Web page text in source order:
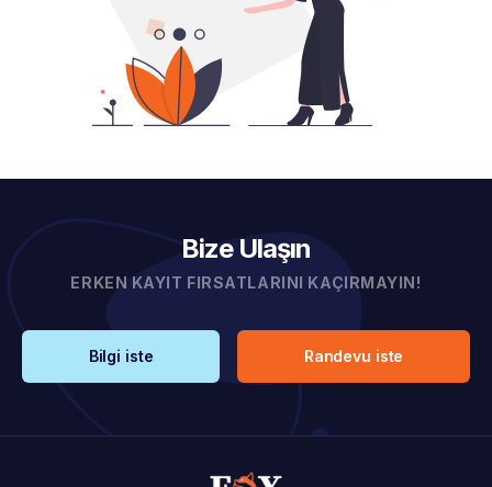
Bize Ulaşın
ERKEN KAYIT FIRSATLARINI KAÇIRMAYIN!
Bilgi iste Randevu iste